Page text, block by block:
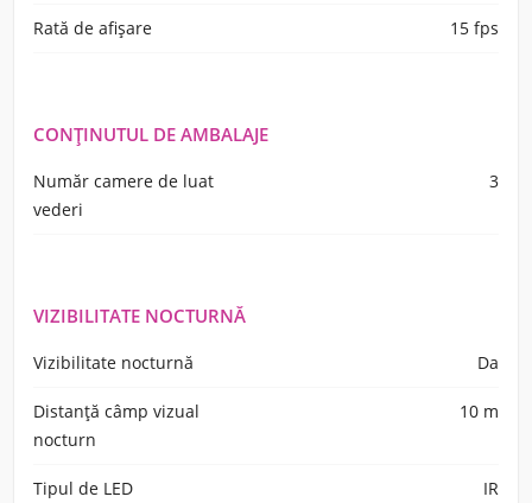
Rată de afişare 15 fps
CONŢINUTUL DE AMBALAJE
Număr camere de luat
vederi
3
VIZIBILITATE NOCTURNĂ
Vizibilitate nocturnă Da
Distanță câmp vizual
nocturn
10 m
Tipul de LED IR